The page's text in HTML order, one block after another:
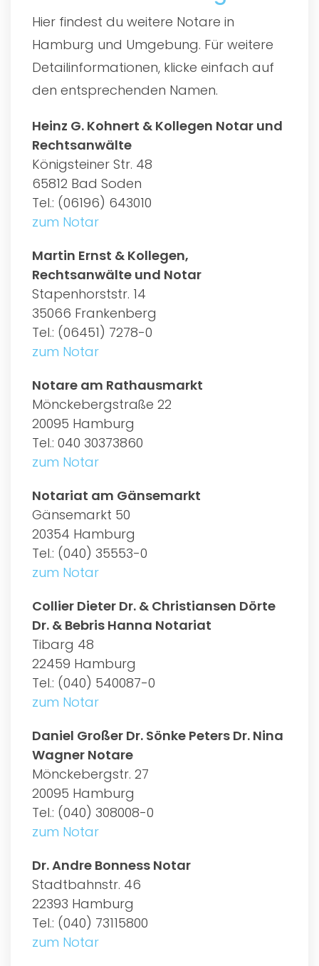
Hier findest du weitere Notare in
Hamburg und Umgebung. Für weitere
Detailinformationen, klicke einfach auf
den entsprechenden Namen.
Heinz G. Kohnert & Kollegen Notar und
Rechtsanwälte
Königsteiner Str. 48
65812 Bad Soden
Tel.: (06196) 643010
zum Notar
Martin Ernst & Kollegen,
Rechtsanwälte und Notar
Stapenhorststr. 14
35066 Frankenberg
Tel.: (06451) 7278-0
zum Notar
Notare am Rathausmarkt
Mönckebergstraße 22
20095 Hamburg
Tel.: 040 30373860
zum Notar
Notariat am Gänsemarkt
Gänsemarkt 50
20354 Hamburg
Tel.: (040) 35553-0
zum Notar
Collier Dieter Dr. & Christiansen Dörte
Dr. & Bebris Hanna Notariat
Tibarg 48
22459 Hamburg
Tel.: (040) 540087-0
zum Notar
Daniel Großer Dr. Sönke Peters Dr. Nina
Wagner Notare
Mönckebergstr. 27
20095 Hamburg
Tel.: (040) 308008-0
zum Notar
Dr. Andre Bonness Notar
Stadtbahnstr. 46
22393 Hamburg
Tel.: (040) 73115800
zum Notar